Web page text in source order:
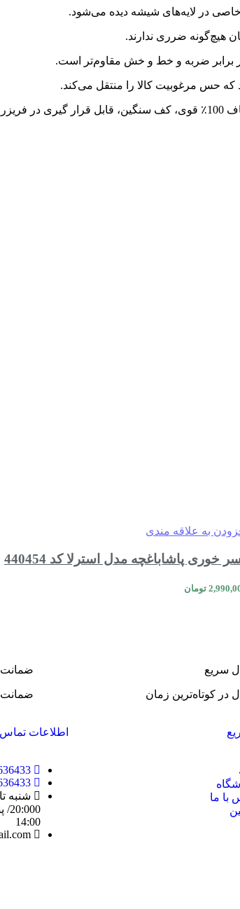
در لایه‌های شیشه دیده می‌شود.
هیچ‌گونه ضرری ندارند.
برابر ضربه و خط و خش مقاوم‌تر است.
که حس مرغوبیت کالا را منتقل می‌کند.
به علاقه مندی
خوری پاشاباغچه مدل استرلا کد 440454
تومان
سریع
در کوتاه‌ترین زمان
ضمانت
ضمانت تا
با ما
اطلاعات تماس
14:00